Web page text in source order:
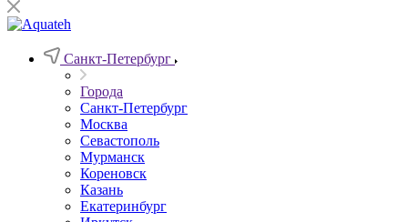
Санкт-Петербург
Города
Санкт-Петербург
Москва
Севастополь
Мурманск
Кореновск
Казань
Екатеринбург